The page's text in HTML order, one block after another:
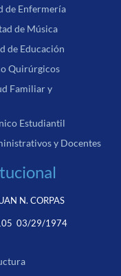
de Enfermería
de Música
de Educación
Quirúrgicos
Familiar y
Estudiantil
y Docentes
N. CORPAS
03/29/1974